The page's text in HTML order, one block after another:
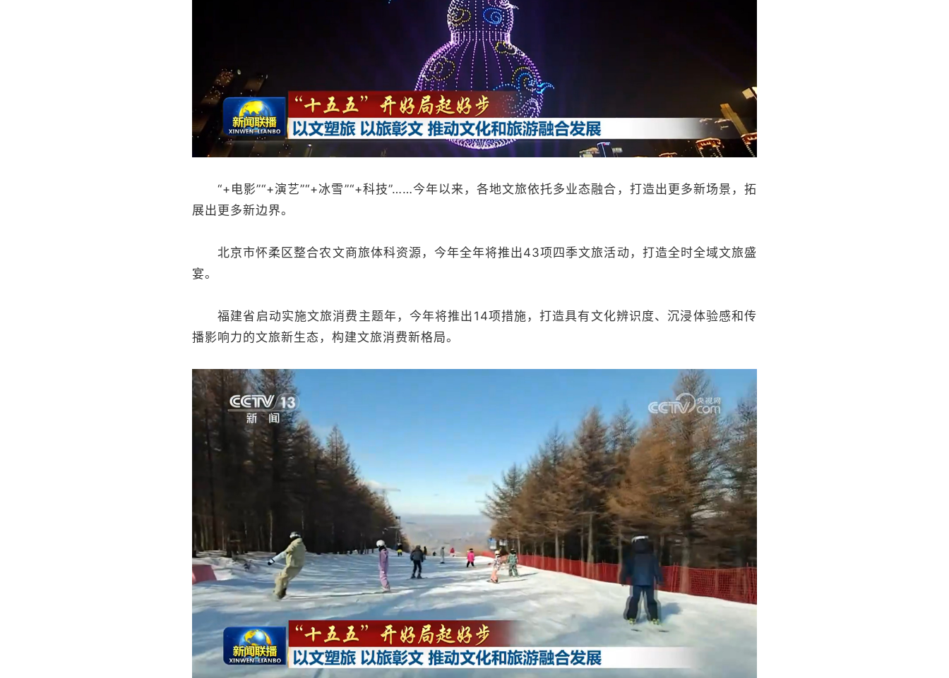
“+电影”“+演艺”“+冰雪”“+科技”……今年以来，各地文旅依托多业态融合，打造出更多新场景，拓
展出更多新边界。
北京市怀柔区整合农文商旅体科资源，今年全年将推出43项四季文旅活动，打造全时全域文旅盛
宴。
福建省启动实施文旅消费主题年，今年将推出14项措施，打造具有文化辨识度、沉浸体验感和传
播影响力的文旅新生态，构建文旅消费新格局。